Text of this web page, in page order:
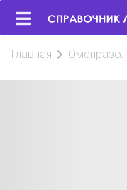
Главная Омепразол